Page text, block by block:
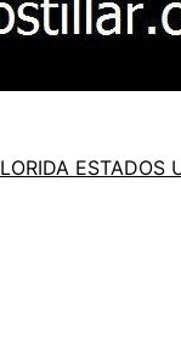
ESTADOS